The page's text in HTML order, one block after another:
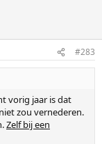
#283
vorig jaar is dat
zou vernederen.
Zelf bij een